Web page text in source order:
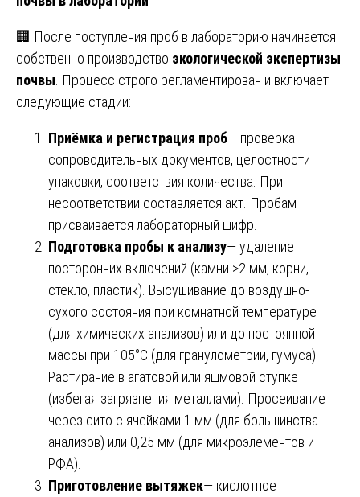
🏢 После поступления проб в лабораторию начинается
собственно производство экологической экспертизы
почвы . Процесс строго регламентирован и включает
следующие стадии:
Приёмка и регистрация проб— проверка
сопроводительных документов, целостности
упаковки, соответствия количества. При
несоответствии составляется акт. Пробам
присваивается лабораторный шифр.
Подготовка пробы к анализу— удаление
посторонних включений (камни >2 мм, корни,
стекло, пластик). Высушивание до воздушно-
сухого состояния при комнатной температуре
(для химических анализов) или до постоянной
массы при 105°C (для гранулометрии, гумуса).
Растирание в агатовой или яшмовой ступке
(избегая загрязнения металлами). Просеивание
через сито с ячейками 1 мм (для большинства
анализов) или 0,25 мм (для микроэлементов и
РФА).
Приготовление вытяжек— кислотное